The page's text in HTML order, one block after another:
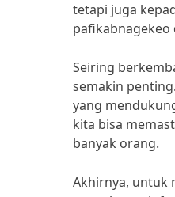
tetapi juga
pafikabnagekeo
Seiring
semakin
yang
kita bisa
banyak orang.
Akhirnya, untuk